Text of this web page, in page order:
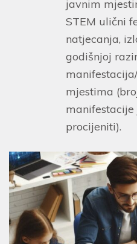
javnim
STEM ulični
natjecanja,
godišnjoj
mjestima
procijeniti).